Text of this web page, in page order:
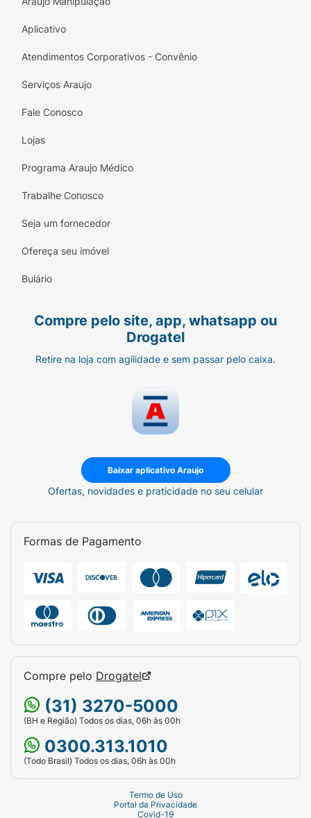
Aplicativo
Atendimentos Corporativos - Convênio
Serviços Araujo
Fale Conosco
Lojas
Programa Araujo Médico
Trabalhe Conosco
Seja um fornecedor
Ofereça seu imóvel
Bulário
Compre pelo site, app, whatsapp ou
Drogatel
Retire na loja com agilidade e sem passar pelo caixa.
Baixar aplicativo Araujo
Ofertas, novidades e praticidade no seu celular
Formas de Pagamento
Compre pelo Drogatel
(31) 3270-5000
(BH e Região) Todos os dias, 06h às 00h
0300.313.1010
(Todo Brasil) Todos os dias, 06h às 00h
Termo de Uso
Portal da Privacidade
Covid-19